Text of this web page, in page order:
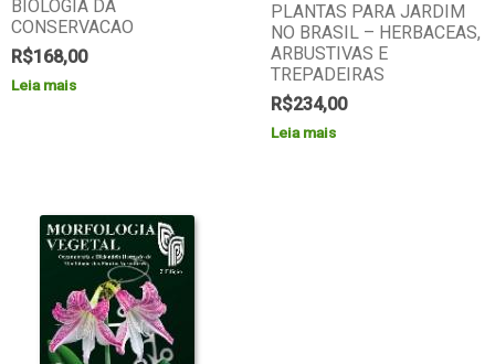
BIOLOGIA DA
CONSERVACAO
R$168,00
Leia mais
PLANTAS PARA JARDIM
NO BRASIL – HERBACEAS,
ARBUSTIVAS E
TREPADEIRAS
R$234,00
Leia mais